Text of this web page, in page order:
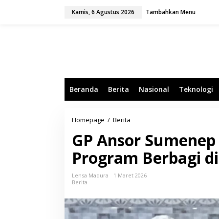
Kamis, 6 Agustus 2026 Tambahkan Menu
Beranda Berita Nasional Teknologi
Homepage / Berita
A
n
s
o
r
m
e
n
GP Ansor
Program Berbagi
Lensa Madura
1 Maret 2026
Berita